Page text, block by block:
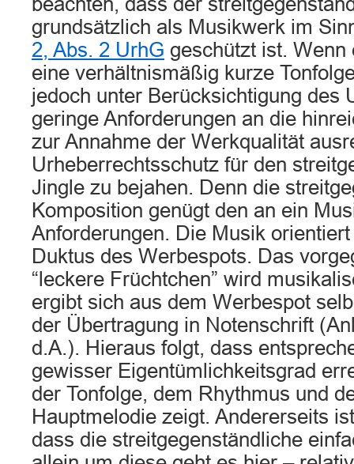
grundsätzlich als Musikwerk im
2, Abs. 2 UrhG geschützt ist.
eine verhältnismäßig kurze
jedoch unter Berücksichtigung des
geringe Anforderungen an die
zur Annahme der Werkqualität
Urheberrechtsschutz für den
Jingle zu bejahen. Denn die
Komposition genügt den an ein
Anforderungen. Die Musik
Duktus des Werbespots. Das
“leckere Früchtchen” wird
ergibt sich aus dem Werbespot
der Übertragung in Notenschrift
d.A.). Hieraus folgt, dass
gewisser Eigentümlichkeitsgrad
der Tonfolge, dem Rhythmus und
Hauptmelodie zeigt. Andererseits
dass die streitgegenständliche